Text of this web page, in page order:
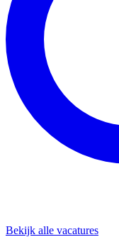
Bekijk alle vacatures